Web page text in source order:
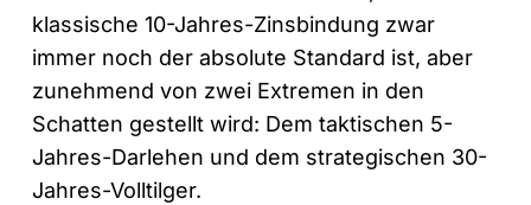
klassische 10-Jahres-Zinsbindung zwar
immer noch der absolute Standard ist, aber
zunehmend von zwei Extremen in den
Schatten gestellt wird: Dem taktischen 5-
Jahres-Darlehen und dem strategischen 30-
Jahres-Volltilger.